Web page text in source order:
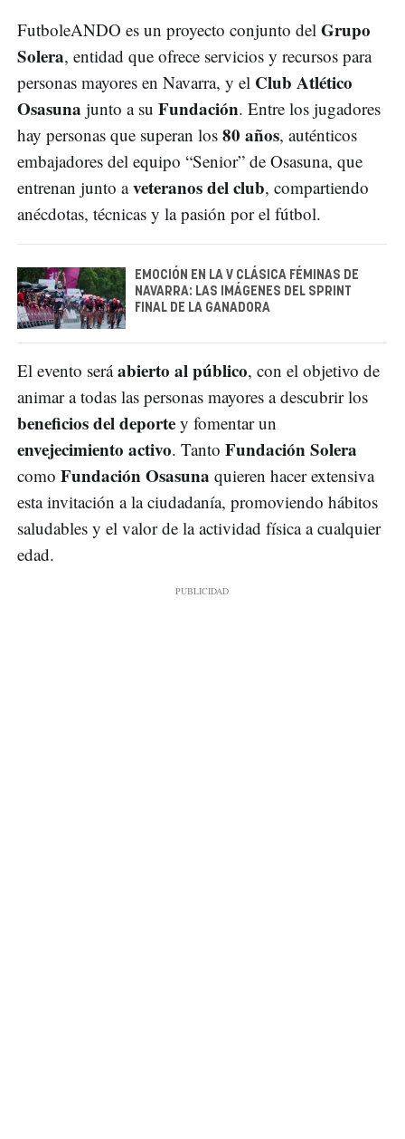
FutboleANDO es un proyecto conjunto del Grupo
Solera, entidad que ofrece servicios y recursos para
personas mayores en Navarra, y el Club Atlético
Osasuna junto a su Fundación. Entre los jugadores
hay personas que superan los 80 años, auténticos
embajadores del equipo “Senior” de Osasuna, que
entrenan junto aveteranos del club, compartiendo
anécdotas, técnicas y la pasión por el fútbol.
EMOCIÓN EN LA V CLÁSICA FÉMINAS DE
NAVARRA: LAS IMÁGENES DEL SPRINT
FINAL DE LA GANADORA
El evento seráabierto al público, con el objetivo de
animar a todas las personas mayores a descubrir los
beneficios del deporte y fomentar un
envejecimiento activo. Tanto Fundación Solera
como Fundación Osasuna quieren hacer extensiva
esta invitación a la ciudadanía, promoviendo hábitos
saludables y el valor de la actividad física a cualquier
edad.